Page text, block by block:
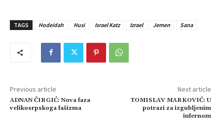
TAGS Hodeidah Husi Israel Katz Izrael Jemen Sana
Previous article
ADNAN ČIRGIĆ: Nova faza
velikosrpskoga fašizma
Next article
TOMISLAV MARKOVIĆ: U
potrazi za izgubljenim
infernom